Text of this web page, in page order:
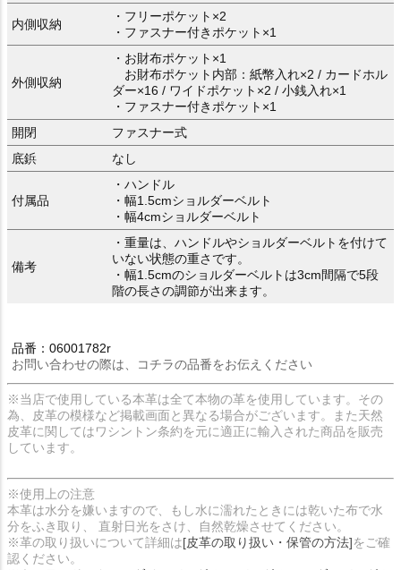
内側収納
・フリーポケット×2
・ファスナー付きポケット×1
外側収納
・お財布ポケット×1
お財布ポケット内部：紙幣入れ×2 / カードホル
ダー×16 / ワイドポケット×2 / 小銭入れ×1
・ファスナー付きポケット×1
開閉
ファスナー式
底鋲
なし
付属品
・ハンドル
・幅1.5cmショルダーベルト
・幅4cmショルダーベルト
備考
・重量は、ハンドルやショルダーベルトを付けて
いない状態の重さです。
・幅1.5cmのショルダーベルトは3cm間隔で5段
階の長さの調節が出来ます。
品番：06001782r
お問い合わせの際は、コチラの品番をお伝えください
※当店で使用している本革は全て本物の革を使用しています。その
為、皮革の模様など掲載画面と異なる場合がございます。また天然
皮革に関してはワシントン条約を元に適正に輸入された商品を販売
しています。
※使用上の注意
本革は水分を嫌いますので、もし水に濡れたときには乾いた布で水
分をふき取り、 直射日光をさけ、自然乾燥させてください。
※革の取り扱いについて詳細は[皮革の取り扱い・保管の方法]をご確
認ください。